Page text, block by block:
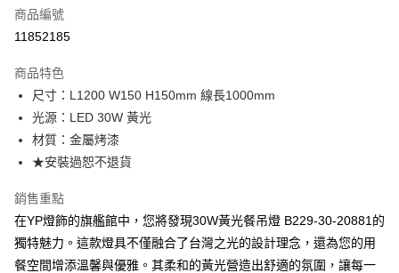
LINE Pay
街口支付
悠遊付
Google Pay
全盈+PAY
AFTEE先享後付
相關說明
【關於「AFTEE先享後付」】
商品編號
11852185
商品特色
尺寸：L1200 W150 H150mm 線長1000mm
光源：LED 30W 黃光
材質：金屬烤漆
★安裝過恕不退貨
銷售重點
在YP燈飾的旗艦館中，您將發現30W黃光餐吊燈 B229-30-20881的
獨特魅力。這款燈具不僅融合了台灣之光的設計理念，還為您的用
餐空間增添溫馨與優雅。其柔和的黃光營造出舒適的氛圍，讓每一